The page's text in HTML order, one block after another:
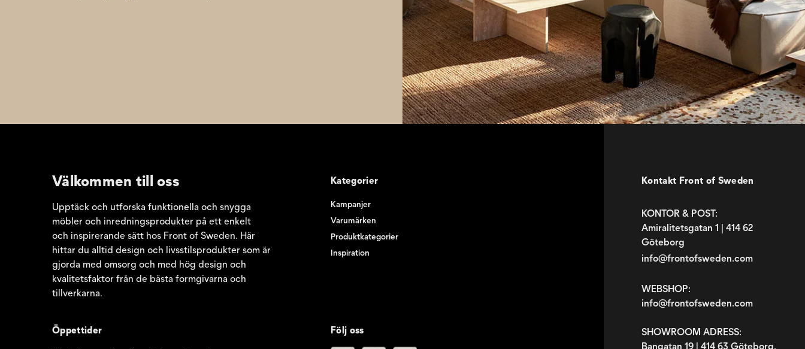
Välkommen till oss
Upptäck och utforska funktionella och snygga
möbler och inredningsprodukter på ett enkelt
och inspirerande sätt hos Front of Sweden. Här
hittar du alltid design och livsstilsprodukter som är
gjorda med omsorg och med hög design och
kvalitetsfaktor från de bästa formgivarna och
tillverkarna.
Kategorier
Kampanjer
Varumärken
Produktkategorier
Inspiration
Öppettider Följ oss
Kontakt Front of Sweden
KONTOR & POST:
Amiralitetsgatan 1 | 414 62
Göteborg
info@frontofsweden.com
WEBSHOP:
info@frontofsweden.com
SHOWROOM ADRESS:
Bangatan 19 | 414 63 Göteborg.